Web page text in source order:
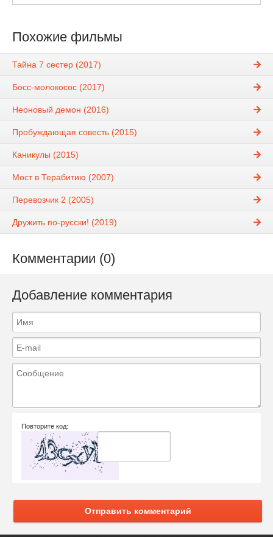
Похожие фильмы
Тайна 7 сестер (2017)
Босс-молокосос (2017)
Неоновый демон (2016)
Пробуждающая совесть (2015)
Каникулы (2015)
Мост в Терабитию (2007)
Перевозчик 2 (2005)
Дружить по-русски! (2019)
Комментарии (0)
Добавление комментария
Повторите код:
Отправить комментарий